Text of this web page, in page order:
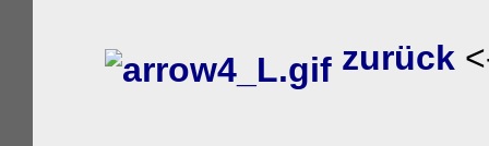
zurück